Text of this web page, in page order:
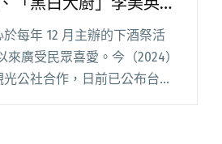
食
每年 12 月主辦的下酒祭活
來廣受民眾喜愛。今（2024）
公社合作，日前已公布台韓
（11/20）更宣布近期在串流